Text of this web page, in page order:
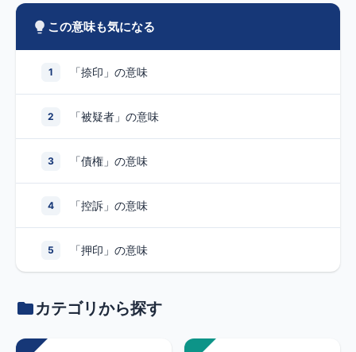
この意味も気になる
1 「捺印」の意味
2 「被疑者」の意味
3 「債権」の意味
4 「控訴」の意味
5 「押印」の意味
カテゴリから探す